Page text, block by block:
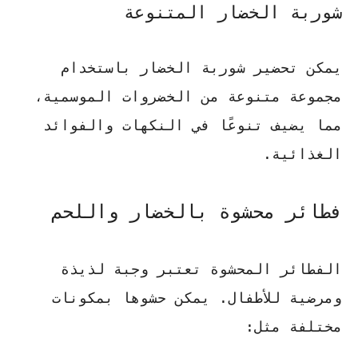
شوربة الخضار المتنوعة
يمكن تحضير شوربة الخضار باستخدام
مجموعة متنوعة من الخضروات الموسمية،
مما يضيف تنوعًا في النكهات والفوائد
الغذائية.
فطائر محشوة بالخضار واللحم
الفطائر المحشوة تعتبر وجبة لذيذة
ومرضية للأطفال. يمكن حشوها بمكونات
مختلفة مثل: